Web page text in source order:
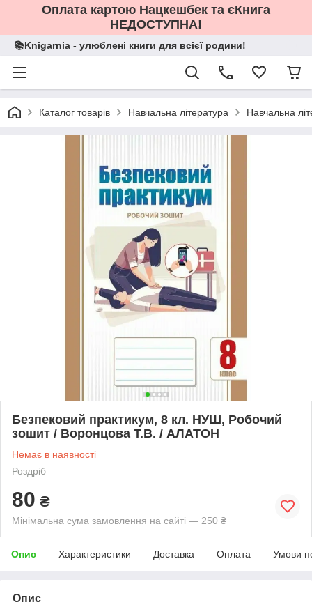
Оплата картою Нацкешбек та єКнига
НЕДОСТУПНА!
📚Knigarnia - улюблені книги для всієї родини!
Каталог товарів Навчальна література Навчальна
Безпековий практикум, 8 кл. НУШ, Робочий
зошит / Воронцова Т.В. / АЛАТОН
Немає в наявності
Роздріб
80 ₴
Мінімальна сума замовлення на сайті — 250 ₴
Опис Характеристики Доставка Оплата Умови
Опис